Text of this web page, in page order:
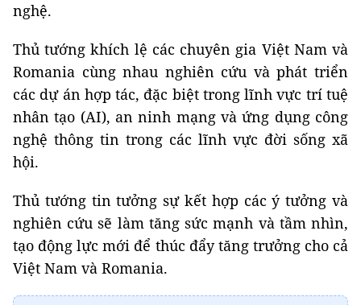
nghệ.
Thủ tướng khích lệ các chuyên gia Việt Nam và
Romania cùng nhau nghiên cứu và phát triển
các dự án hợp tác, đặc biệt trong lĩnh vực trí tuệ
nhân tạo (AI), an ninh mạng và ứng dụng công
nghệ thông tin trong các lĩnh vực đời sống xã
hội.
Thủ tướng tin tưởng sự kết hợp các ý tưởng và
nghiên cứu sẽ làm tăng sức mạnh và tầm nhìn,
tạo động lực mới để thúc đẩy tăng trưởng cho cả
Việt Nam và Romania.